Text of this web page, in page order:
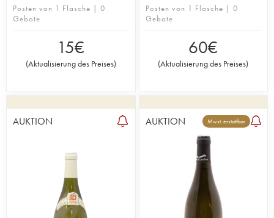
Posten von 1 Flasche | 0
Gebote
15€
(Aktualisierung des Preises)
Posten von 1 Flasche | 0
Gebote
60€
(Aktualisierung des Preises)
AUKTION AUKTION Mwst. erstattbar